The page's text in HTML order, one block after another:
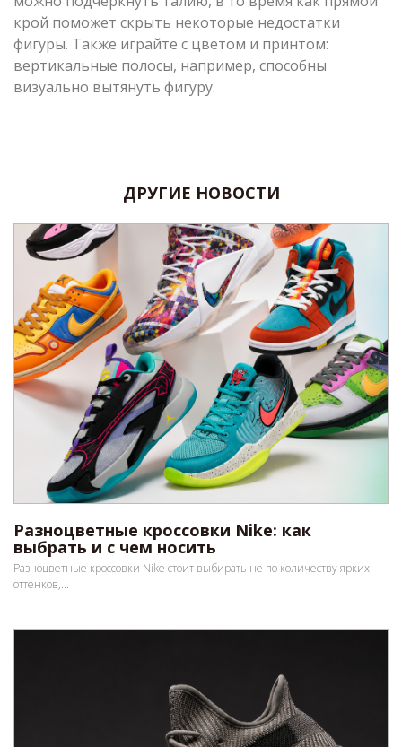
крой поможет скрыть некоторые недостатки
фигуры. Также играйте с цветом и принтом:
вертикальные полосы, например, способны
визуально вытянуть фигуру.
ДРУГИЕ НОВОСТИ
Разноцветные кроссовки Nike: как
выбрать и с чем носить
Разноцветные кроссовки Nike стоит выбирать не по количеству ярких
оттенков,...